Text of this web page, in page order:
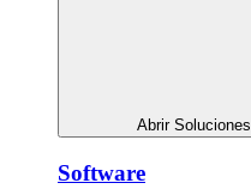
Abrir Soluciones
Software